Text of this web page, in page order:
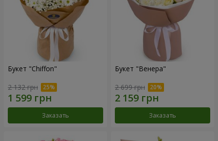
Букет "Chiffon"
2 132 грн
Заказать
Букет "Венера"
2 699 грн
Заказать